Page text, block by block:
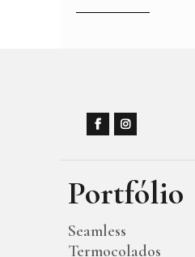
Portfólio
Seamless
Termocolados